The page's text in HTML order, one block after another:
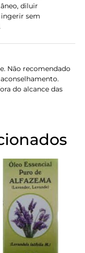
diluir
sem
Não recomendado
do alcance das